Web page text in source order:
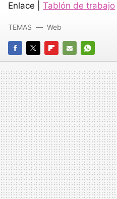
Enlace | Tablón de trabajo
FACEBOOK
TWITTERFLIPBOARD
E-
MAIL
TEMAS Web